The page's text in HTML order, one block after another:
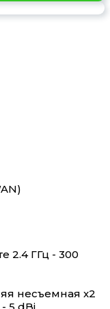
2.4 ГГц - 300
несъемная x2